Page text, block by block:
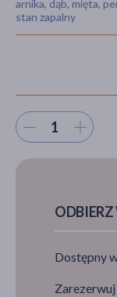
Hitarnika, dąb, mięta,
stan zapalny
Wybierz ilość
Dostępny